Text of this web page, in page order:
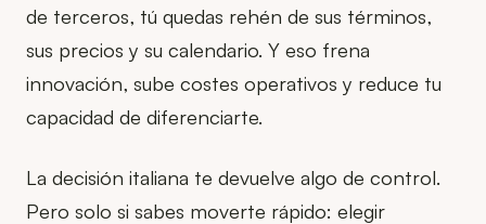
de terceros, tú quedas rehén de sus términos,
sus precios y su calendario. Y eso frena
innovación, sube costes operativos y reduce tu
capacidad de diferenciarte.
La decisión italiana te devuelve algo de control.
Pero solo si sabes moverte rápido: elegir